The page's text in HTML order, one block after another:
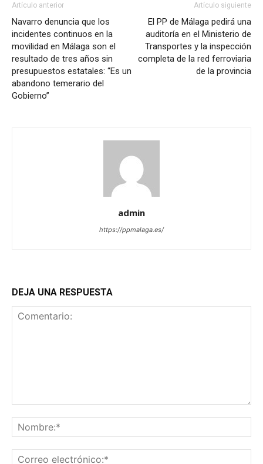
Artículo anterior
Navarro denuncia que los
incidentes continuos en la
movilidad en Málaga son el
resultado de tres años sin
presupuestos estatales: “Es un
abandono temerario del
Gobierno”
Artículo siguiente
El PP de Málaga pedirá una
auditoría en el Ministerio de
Transportes y la inspección
completa de la red ferroviaria
de la provincia
admin
https://ppmalaga.es/
DEJA UNA RESPUESTA